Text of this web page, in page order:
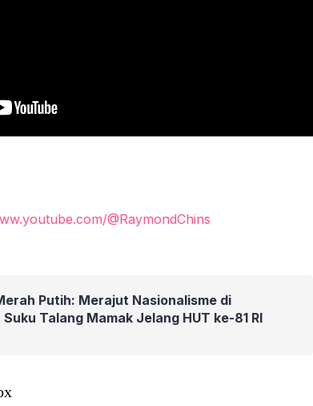
@RaymondChins
Putih: Merajut Nasionalisme di
Suku Talang Mamak Jelang HUT ke-81 RI